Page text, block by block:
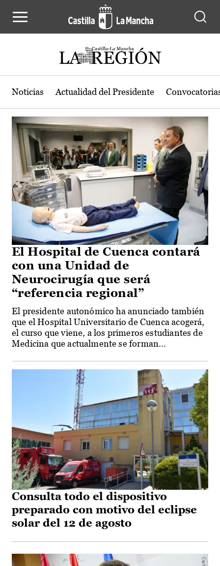
Actualidad de la región de Castilla-
Noticias Actualidad del Presidente
El Hospital de Cuenca contará
con una Unidad de
Neurocirugía que será
“referencia regional”
El presidente autonómico ha anunciado también
que el Hospital Universitario de Cuenca acogerá,
el curso que viene, a los primeros estudiantes de
Medicina que actualmente se forman...
Consulta todo el dispositivo
preparado con motivo del eclipse
solar del 12 de agosto